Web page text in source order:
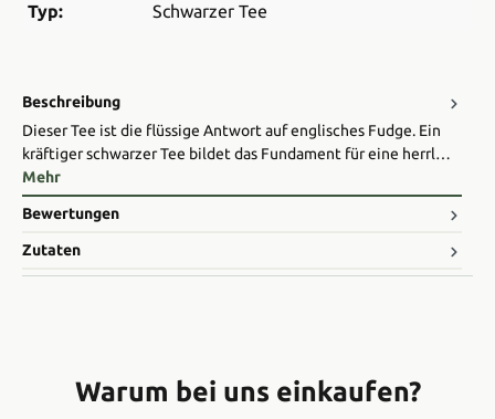
Typ:
Schwarzer Tee
Beschreibung
Dieser Tee ist die flüssige Antwort auf englisches Fudge. Ein
kräftiger schwarzer Tee bildet das Fundament für eine herrl…
Mehr
Bewertungen
Zutaten
Warum bei uns einkaufen?